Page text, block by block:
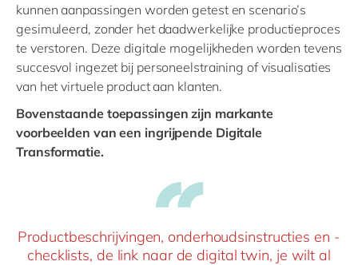
kunnen aanpassingen worden getest en scenario’s
gesimuleerd, zonder het daadwerkelijke productieproces
te verstoren. Deze digitale mogelijkheden worden tevens
succesvol ingezet bij personeelstraining of visualisaties
van het virtuele product aan klanten.
Bovenstaande toepassingen zijn markante
voorbeelden van een ingrijpende Digitale
Transformatie.
Productbeschrijvingen, onderhoudsinstructies en -
checklists, de link naar de digital twin, je wilt al